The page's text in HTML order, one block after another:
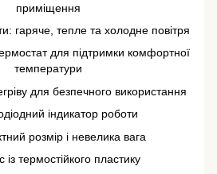
приміщення
гаряче, тепле та холодне повітря
для підтримки комфортної
температури
для безпечного використання
індикатор роботи
розмір і невелика вага
із термостійкого пластику